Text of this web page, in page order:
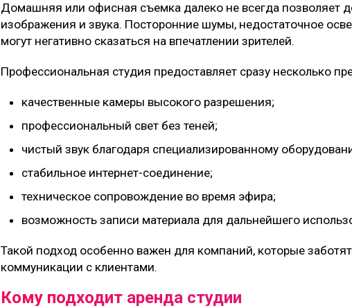
Домашняя или офисная съемка далеко не всегда позволяет
изображения и звука. Посторонние шумы, недостаточное
могут негативно сказаться на впечатлении зрителей.
Профессиональная студия предоставляет сразу несколько
качественные камеры высокого разрешения;
профессиональный свет без теней;
чистый звук благодаря специализированному
стабильное интернет-соединение;
техническое сопровождение во время эфира;
возможность записи материала для дальнейшего
Такой подход особенно важен для компаний, которые
коммуникации с клиентами.
Кому подходит аренда студии